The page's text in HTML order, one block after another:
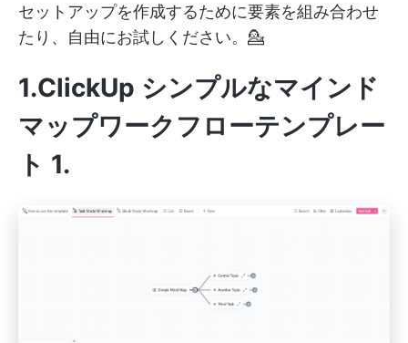
セットアップを作成するために要素を組み合わせ
たり、自由にお試しください。💁
1.ClickUp シンプルなマインド
マップワークフローテンプレー
ト 1.